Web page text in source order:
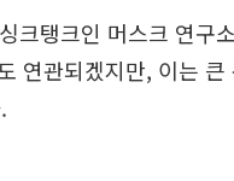
크탱크인 머스크 연구
연관되겠지만, 이는